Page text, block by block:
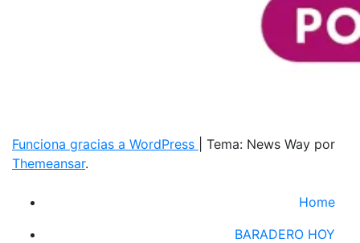
Funciona gracias a WordPress
Tema: News Way por
Themeansar.
Home
BARADERO HOY